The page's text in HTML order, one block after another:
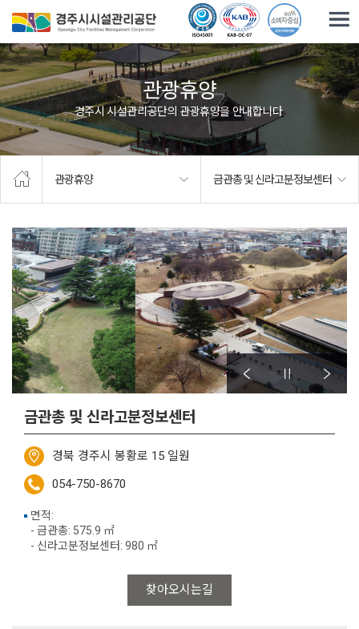
관광휴양
경주시 시설관리공단의 관광휴양을 안내합니다.
관광휴양 금관총 및 신라고분정보센터
금관총 및 신라고분정보센터
경북 경주시 봉황로 15 일원
054-750-8670
찾아오시는길
면적:
- 금관총: 575.9 ㎡
- 신라고분정보센터: 980 ㎡